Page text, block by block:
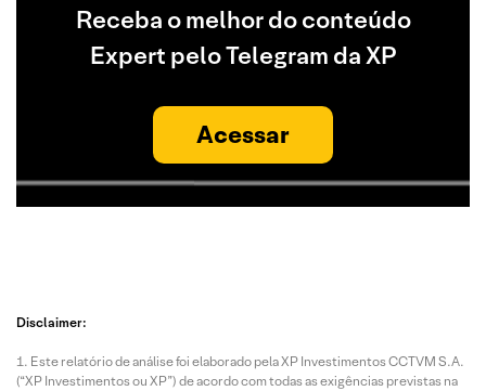
Receba o melhor do conteúdo
Expert pelo Telegram da XP
Acessar
Disclaimer:
Este relatório de análise foi elaborado pela XP Investimentos CCTVM S.A.
(“XP Investimentos ou XP”) de acordo com todas as exigências previstas na